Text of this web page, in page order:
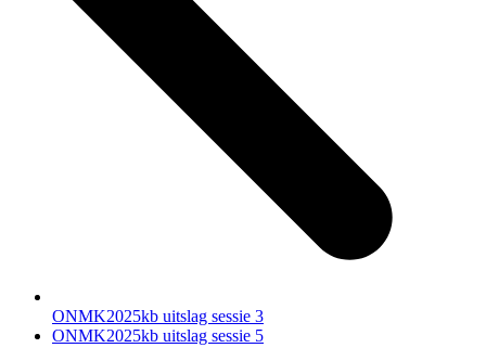
ONMK2025kb uitslag sessie 3
next
ONMK2025kb uitslag sessie 5